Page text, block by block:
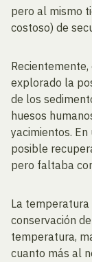
pero al mismo
costoso) de
explorado la
de los
huesos
yacimientos.
posible
pero faltaba
La
conservación
temperatura,
cuanto más al